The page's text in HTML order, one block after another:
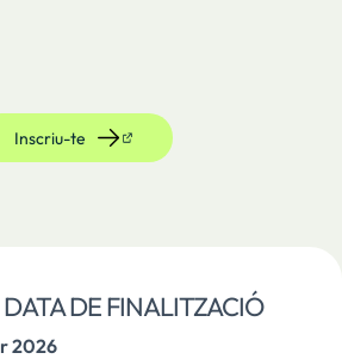
Inscriu-te
(Enllaç extern)
DE FINALITZACIÓ
2026